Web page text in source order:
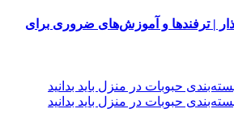
| ترفندها و آموزش‌های ضروری برای